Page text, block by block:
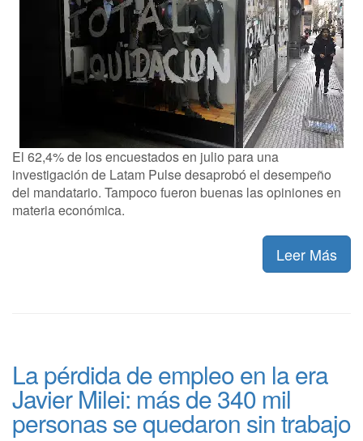
El 62,4% de los encuestados en julio para una
investigación de Latam Pulse desaprobó el desempeño
del mandatario. Tampoco fueron buenas las opiniones en
materia económica.
Leer Más
La pérdida de empleo en la era
Javier Milei: más de 340 mil
personas se quedaron sin trabajo